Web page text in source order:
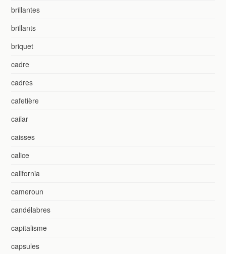
brillantes
brillants
briquet
cadre
cadres
cafetière
cailar
caisses
calice
california
cameroun
candélabres
capitalisme
capsules